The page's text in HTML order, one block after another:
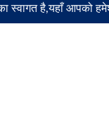
आपको हमेशा